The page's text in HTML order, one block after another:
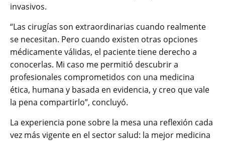
invasivos.
“Las cirugías son extraordinarias cuando realmente
se necesitan. Pero cuando existen otras opciones
médicamente válidas, el paciente tiene derecho a
conocerlas. Mi caso me permitió descubrir a
profesionales comprometidos con una medicina
ética, humana y basada en evidencia, y creo que vale
la pena compartirlo”, concluyó.
La experiencia pone sobre la mesa una reflexión cada
vez más vigente en el sector salud: la mejor medicina